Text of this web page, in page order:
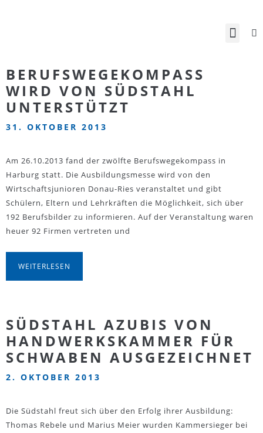
BERUFSWEGEKOMPASS
WIRD VON SÜDSTAHL
UNTERSTÜTZT
31. OKTOBER 2013
Am 26.10.2013 fand der zwölfte Berufswegekompass in
Harburg statt. Die Ausbildungsmesse wird von den
Wirtschaftsjunioren Donau-Ries veranstaltet und gibt
Schülern, Eltern und Lehrkräften die Möglichkeit, sich über
192 Berufsbilder zu informieren. Auf der Veranstaltung waren
heuer 92 Firmen vertreten und
WEITERLESEN
SÜDSTAHL AZUBIS VON
HANDWERKSKAMMER FÜR
SCHWABEN AUSGEZEICHNET
2. OKTOBER 2013
Die Südstahl freut sich über den Erfolg ihrer Ausbildung:
Thomas Rebele und Marius Meier wurden Kammersieger bei